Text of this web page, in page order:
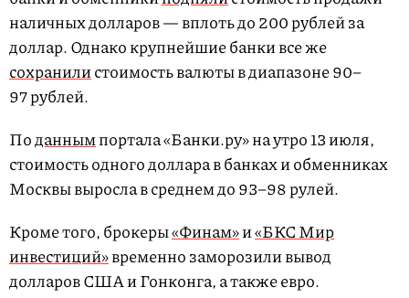
наличных долларов — вплоть до 200 рублей за
доллар. Однако крупнейшие банки все же
сохранилистоимость валюты в диапазоне 90–
97 рублей.
Поданнымпортала «Банки.ру» на утро 13 июля,
стоимость одного доллара в банках и обменниках
Москвы выросла в среднем до 93–98 рулей.
Кроме того, брокеры«Финам»и«БКС Мир
инвестиций»временно заморозили вывод
долларов США и Гонконга, а также евро.